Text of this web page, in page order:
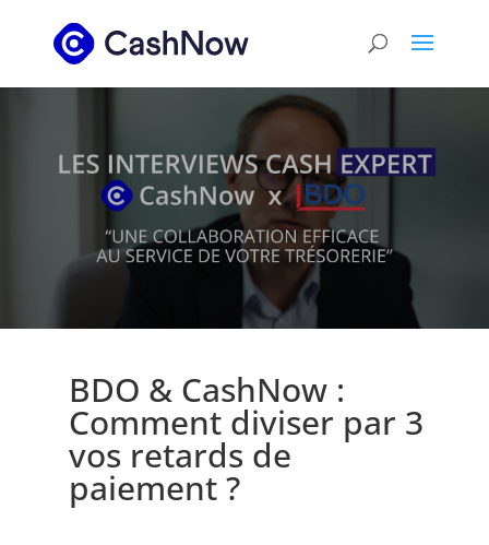
BDO & CashNow :
Comment diviser par 3
vos retards de
paiement ?